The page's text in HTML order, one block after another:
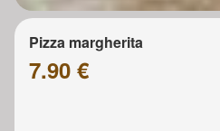
Pizza margherita
7.90 €